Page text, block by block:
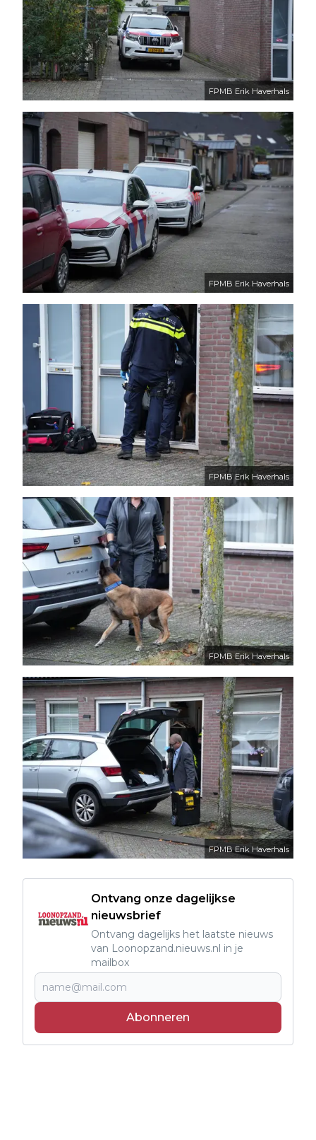
FPMB Erik Haverhals
FPMB Erik Haverhals
FPMB Erik Haverhals
FPMB Erik Haverhals
FPMB Erik Haverhals
Ontvang onze dagelijkse
nieuwsbrief
Ontvang dagelijks het laatste nieuws
van Loonopzand.nieuws.nl in je
mailbox
Abonneren